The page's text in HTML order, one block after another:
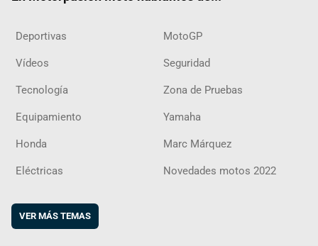
Deportivas MotoGP
Vídeos Seguridad
Tecnología Zona de Pruebas
Equipamiento Yamaha
Honda Marc Márquez
Eléctricas Novedades motos 2022
VER MÁS TEMAS